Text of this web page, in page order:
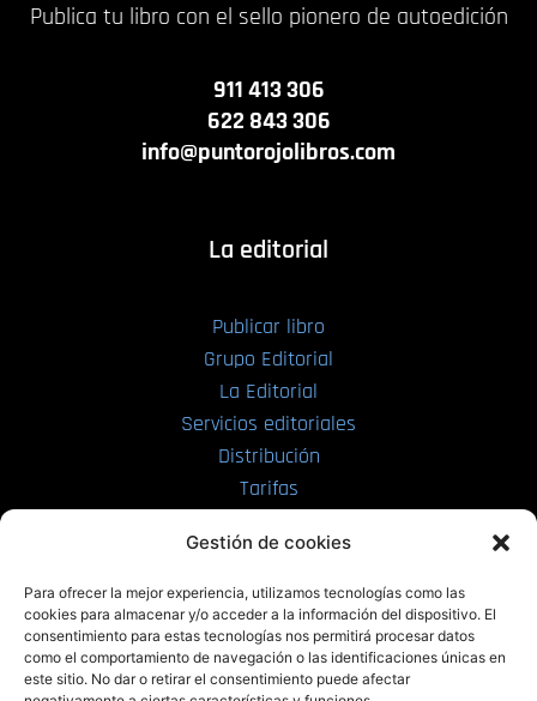
Gestión de cookies
Para ofrecer la mejor experiencia, utilizamos tecnologías como las
cookies para almacenar y/o acceder a la información del dispositivo. El
consentimiento para estas tecnologías nos permitirá procesar datos
como el comportamiento de navegación o las identificaciones únicas en
este sitio. No dar o retirar el consentimiento puede afectar
Publica tu libro con el sello pionero de autoedición
911 413 306
622 843 306
info@puntorojolibros.com
La editorial
Publicar libro
Grupo Editorial
La Editorial
Servicios editoriales
Distribución
Tarifas
PRL | Films
PRL | Play